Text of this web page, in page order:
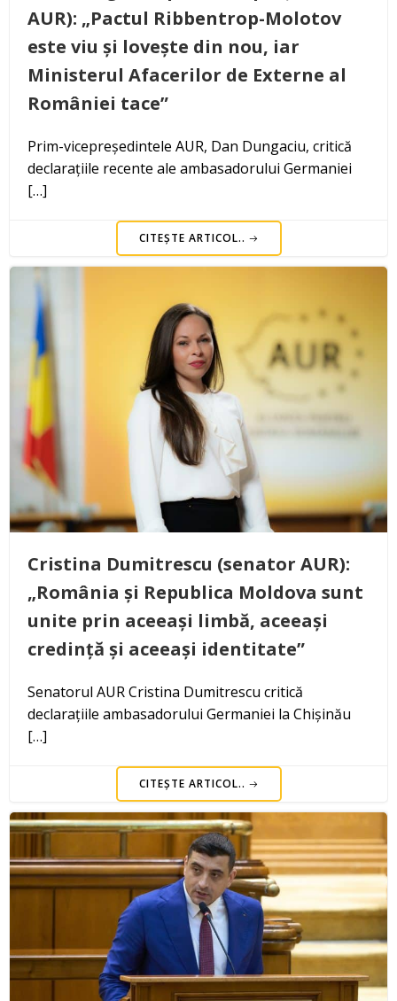
AUR): „Pactul Ribbentrop-Molotov
este viu și lovește din nou, iar
Ministerul Afacerilor de Externe al
României tace”
Prim-vicepreședintele AUR, Dan Dungaciu, critică
declarațiile recente ale ambasadorului Germaniei
[…]
CITEȘTE ARTICOL..
Cristina Dumitrescu (senator AUR):
„România și Republica Moldova sunt
unite prin aceeași limbă, aceeași
credință și aceeași identitate”
Senatorul AUR Cristina Dumitrescu critică
declarațiile ambasadorului Germaniei la Chișinău
[…]
CITEȘTE ARTICOL..